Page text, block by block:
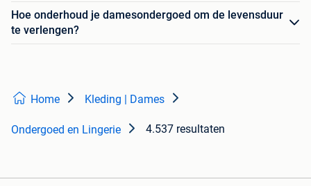
Hoe onderhoud je damesondergoed om de levensduur
te verlengen?
Home Kleding | Dames
Ondergoed en Lingerie 4.537 resultaten